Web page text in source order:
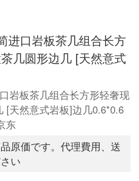
进口岩板茶几组合长方
几圆形边几 [天然意式
岩板茶几组合长方形轻奢现
[天然意式岩板]边几0.6*0.6
东
原価です。代理費用、送
い